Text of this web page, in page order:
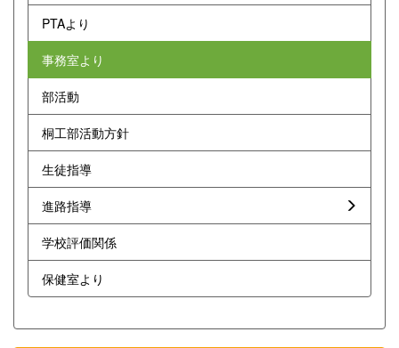
PTAより
事務室より
部活動
桐工部活動方針
生徒指導
進路指導
学校評価関係
保健室より